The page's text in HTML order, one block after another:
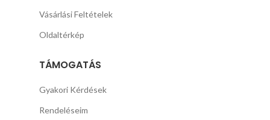
Vásárlási Feltételek
Oldaltérkép
TÁMOGATÁS
Gyakori Kérdések
Rendeléseim